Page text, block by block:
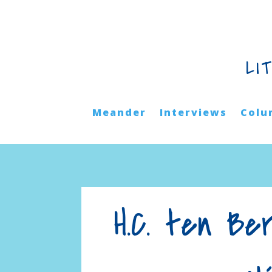
Meander Interviews
H.C. ten